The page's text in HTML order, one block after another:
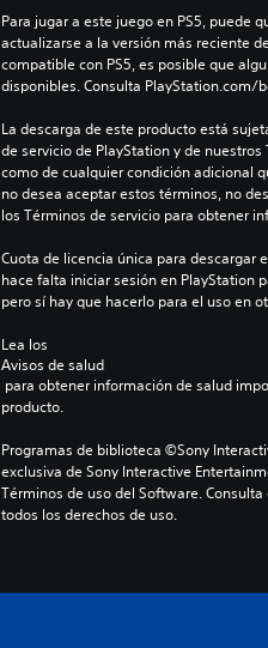
Para jugar a este juego en PS5, puede
actualizarse a la versión más reciente
compatible con PS5, es posible que
disponibles. Consulta PlayStation.com/
La descarga de este producto está
de servicio de PlayStation y de
como de cualquier condición adicional
no desea aceptar estos términos, no
los Términos de servicio para obtener
Cuota de licencia única para descargar
hace falta iniciar sesión en PlayStation
pero sí hay que hacerlo para el uso en
Lea los
Avisos de salud
producto.
Programas de biblioteca ©Sony
exclusiva de Sony Interactive
Términos de uso del Software.
todos los derechos de uso.